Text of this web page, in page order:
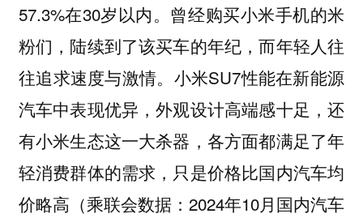
57.3%在30岁以内。曾经购买小米手机的米
粉们，陆续到了该买车的年纪，而年轻人往
往追求速度与激情。小米SU7性能在新能源
汽车中表现优异，外观设计高端感十足，还
有小米生态这一大杀器，各方面都满足了年
轻消费群体的需求，只是价格比国内汽车均
价略高（乘联会数据：2024年10月国内汽车